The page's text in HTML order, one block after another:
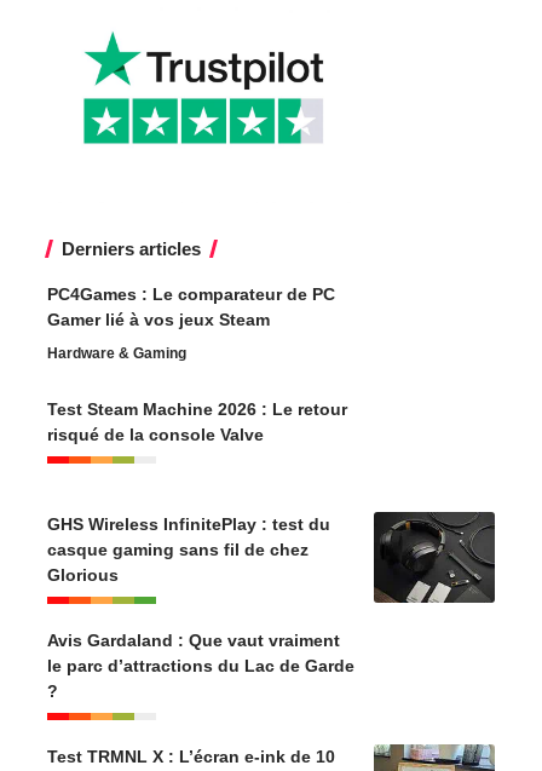
Derniers articles
PC4Games : Le comparateur de PC
Gamer lié à vos jeux Steam
Hardware & Gaming
Test Steam Machine 2026 : Le retour
risqué de la console Valve
GHS Wireless InfinitePlay : test du
casque gaming sans fil de chez
Glorious
Avis Gardaland : Que vaut vraiment
le parc d’attractions du Lac de Garde
?
Test TRMNL X : L’écran e-ink de 10